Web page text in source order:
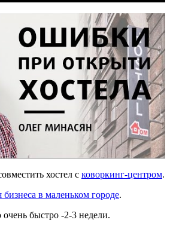
хостел с коворкинг-центром.
бизнеса в маленьком городе.
быстро -2-3 недели.